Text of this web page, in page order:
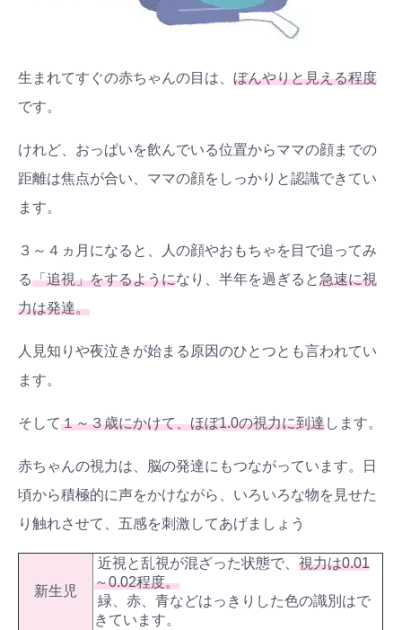
生まれてすぐの赤ちゃんの目は、 ぼんやりと見える程度
です。
けれど、おっぱいを飲んでいる位置からママの顔までの
距離は焦点が合い、ママの顔をしっかりと認識できてい
ます。
３～４ヵ月になると、人の顔やおもちゃを目で追ってみ
る「追視」をするようになり、半年を過ぎると急速に視
力は発達。
人見知りや夜泣きが始まる原因のひとつとも言われてい
ます。
そして１～３歳にかけて、ほぼ1.0の視力に到達します。
赤ちゃんの視力は、脳の発達にもつながっています。日
頃から積極的に声をかけながら、いろいろな物を見せた
り触れさせて、五感を刺激してあげましょう
新生児
近視と乱視が混ざった状態で、 視力は0.01
～0.02程度。
緑、赤、青などはっきりした色の識別はで
きています。